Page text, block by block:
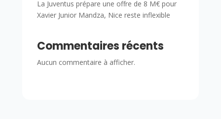
La Juventus prépare une offre de 8 M€ pour
Xavier Junior Mandza, Nice reste inflexible
Commentaires récents
Aucun commentaire à afficher.